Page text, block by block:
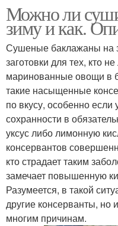
Можно ли
зиму и как.
Сушеные баклажаны на
заготовки для тех, кто
маринованные овощи в
такие насыщенные
по вкусу, особенно если
сохранности в
уксус либо лимонную
консервантов
кто страдает таким
замечает повышенную
Разумеется, в такой
другие консерванты, но
многим причинам.